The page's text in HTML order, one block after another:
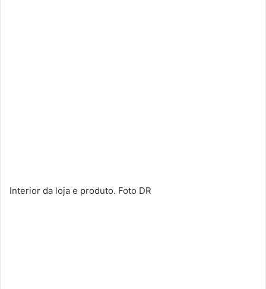
Interior da loja e produto. Foto DR